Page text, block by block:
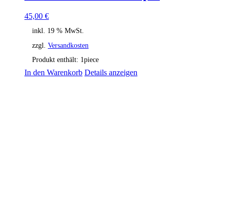
45,00 €
inkl. 19 % MwSt.
zzgl. Versandkosten
Produkt enthält: 1piece
In den Warenkorb Details anzeigen